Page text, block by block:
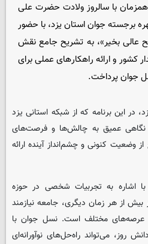
با سالروز ولادت حضرت علی
برجسته جوان استان یزد، با حضور
عالی بخیر»، به تشریح جامع نقش
کشور و ارائه راهکارهای عملی برای
جوان پرداخت.
در این برنامه که از شبکه استانی یزد
عمیق به چالش‌ها و فرصت‌های
وضعیت کنونی و چشم‌انداز آینده ارائه
اشاره به تجربیات شخصی در حوزه
از هر زمان دیگری، جامعه نیازمند
عرصه‌های مختلف است. نسل جوان با
روز، می‌تواند راه‌حل‌های نوآورانه‌ای